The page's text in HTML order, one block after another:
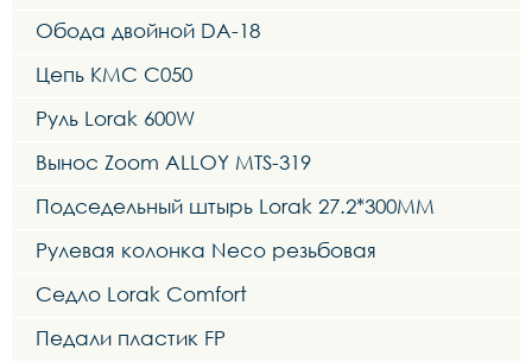
Обода двойной DA-18
Цепь KMC C050
Руль Lorak 600W
Вынос Zoom ALLOY MTS-319
Подседельный штырь Lorak 27.2*300MM
Рулевая колонка Neco резьбовая
Седло Lorak Comfort
Педали пластик FP